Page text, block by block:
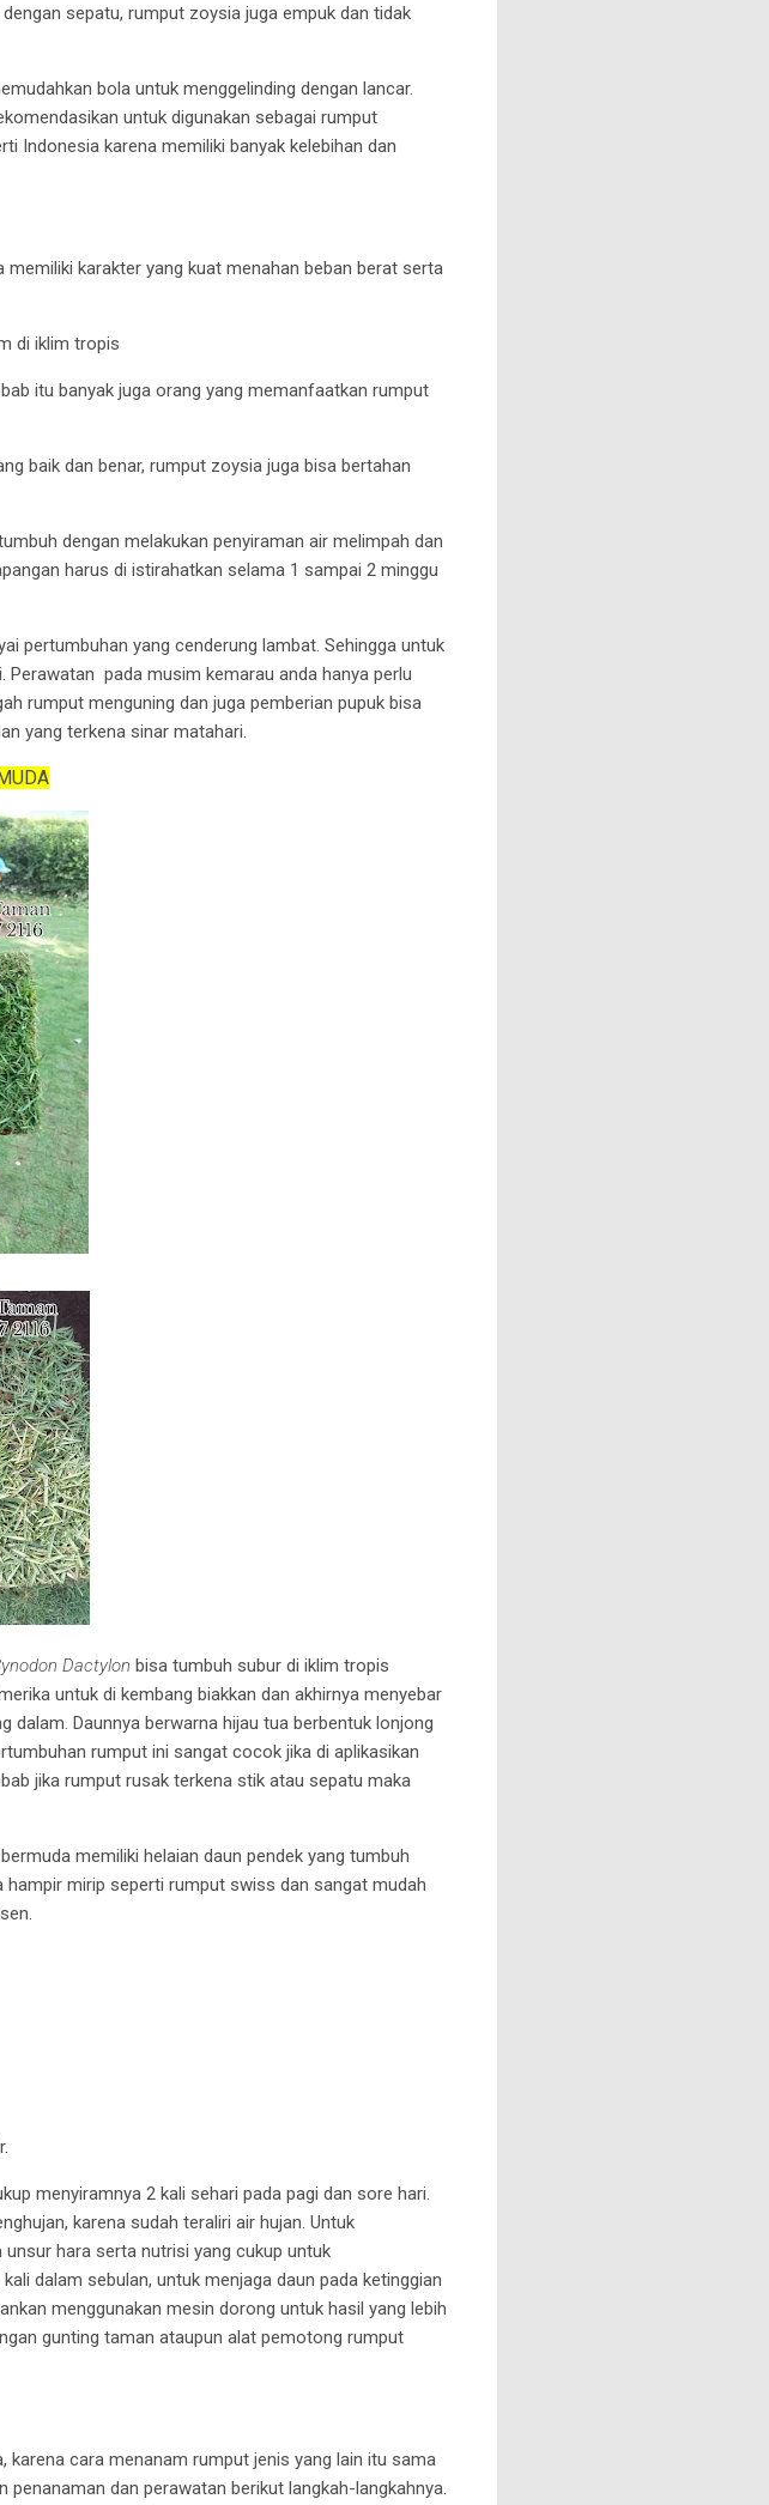
sepatu, rumput zoysia juga empuk dan tidak
bola untuk menggelinding dengan lancar.
untuk digunakan sebagai rumput
Indonesia karena memiliki banyak kelebihan dan
karakter yang kuat menahan beban berat serta
di iklim tropis
itu banyak juga orang yang memanfaatkan rumput
baik dan benar, rumput zoysia juga bisa bertahan
dengan melakukan penyiraman air melimpah dan
harus di istirahatkan selama 1 sampai 2 minggu
pertumbuhan yang cenderung lambat. Sehingga untuk
pada musim kemarau anda hanya perlu
rumput menguning dan juga pemberian pupuk bisa
yang terkena sinar matahari.
Dactylon bisa tumbuh subur di iklim tropis
untuk di kembang biakkan dan akhirnya menyebar
dalam. Daunnya berwarna hijau tua berbentuk lonjong
rumput ini sangat cocok jika di aplikasikan
jika rumput rusak terkena stik atau sepatu maka
memiliki helaian daun pendek yang tumbuh
mirip seperti rumput swiss dan sangat mudah
menyiramnya 2 kali sehari pada pagi dan sore hari.
karena sudah teraliri air hujan. Untuk
hara serta nutrisi yang cukup untuk
dalam sebulan, untuk menjaga daun pada ketinggian
menggunakan mesin dorong untuk hasil yang lebih
gunting taman ataupun alat pemotong rumput
cara menanam rumput jenis yang lain itu sama
dan perawatan berikut langkah-langkahnya.